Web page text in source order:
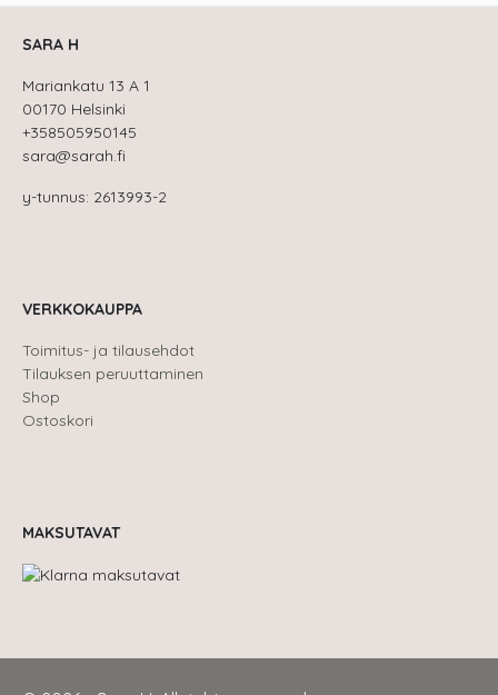
SARA H
Mariankatu 13 A 1
00170 Helsinki
+358505950145
sara@sarah.fi
y-tunnus: 2613993-2
VERKKOKAUPPA
Toimitus- ja tilausehdot
Tilauksen peruuttaminen
Shop
Ostoskori
MAKSUTAVAT